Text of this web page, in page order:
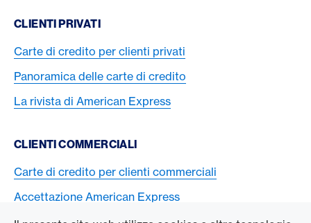
CLIENTI PRIVATI
Carte di credito per clienti privati
Panoramica delle carte di credito
La rivista di American Express
CLIENTI COMMERCIALI
Carte di credito per clienti commerciali
Accettazione American Express